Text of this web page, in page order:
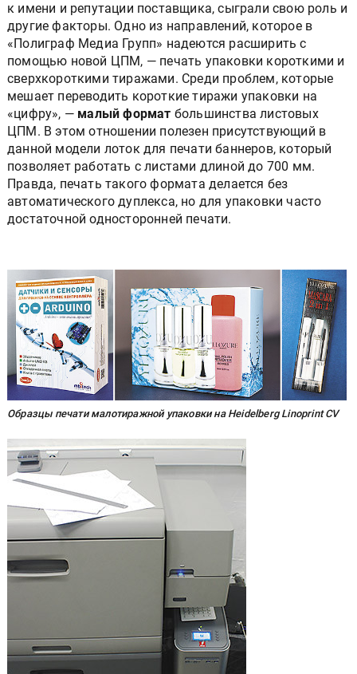
к имени и репутации поставщика, сыграли свою роль и
другие факторы. Одно из направлений, которое в
«Полиграф Медиа Групп» надеются расширить с
помощью новой ЦПМ, — печать упаковки короткими и
сверхкороткими тиражами. Среди проблем, которые
мешает переводить короткие тиражи упаковки на
«цифру», — малый формат большинства листовых
ЦПМ. В этом отношении полезен присутствующий в
данной модели лоток для печати баннеров, который
позволяет работать с листами длиной до 700 мм.
Правда, печать такого формата делается без
автоматического дуплекса, но для упаковки часто
достаточной односторонней печати.
Образцы печати малотиражной упаковки на Heidelberg Linoprint CV